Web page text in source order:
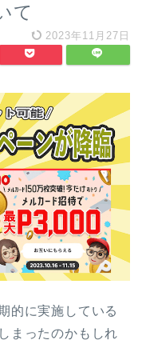
て
2023年11月27日
的に実施している
まったのかもしれ